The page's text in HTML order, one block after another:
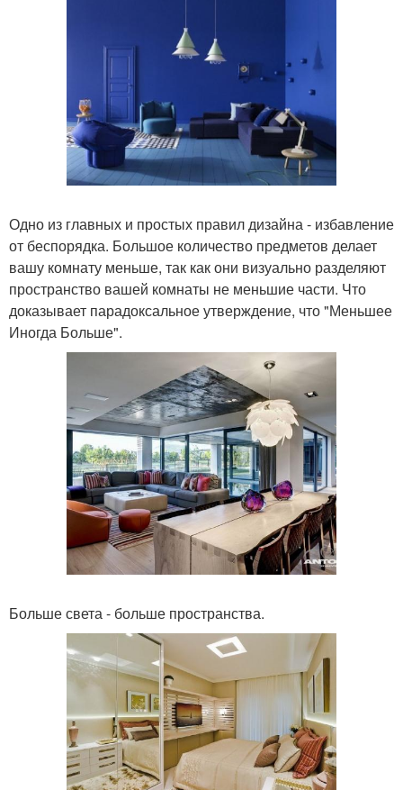
Одно из главных и простых правил дизайна - избавление
от беспорядка. Большое количество предметов делает
вашу комнату меньше, так как они визуально разделяют
пространство вашей комнаты не меньшие части. Что
доказывает парадоксальное утверждение, что "Меньшее
Иногда Больше".
Больше света - больше пространства.